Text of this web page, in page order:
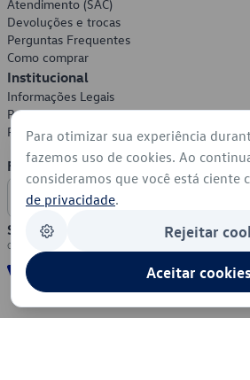
Atendimento (SAC)
Devoluções e trocas
Perguntas Frequentes
Como comprar
Institucional
Informações Legais
Política de Privacidade
Política de Cookies
Formas de Pagamento
Segurança
Para otimizar sua experiência
fazemos uso de cookies. Ao
consideramos que você está ciente
de privacidade.
Rejeitar
Aceitar